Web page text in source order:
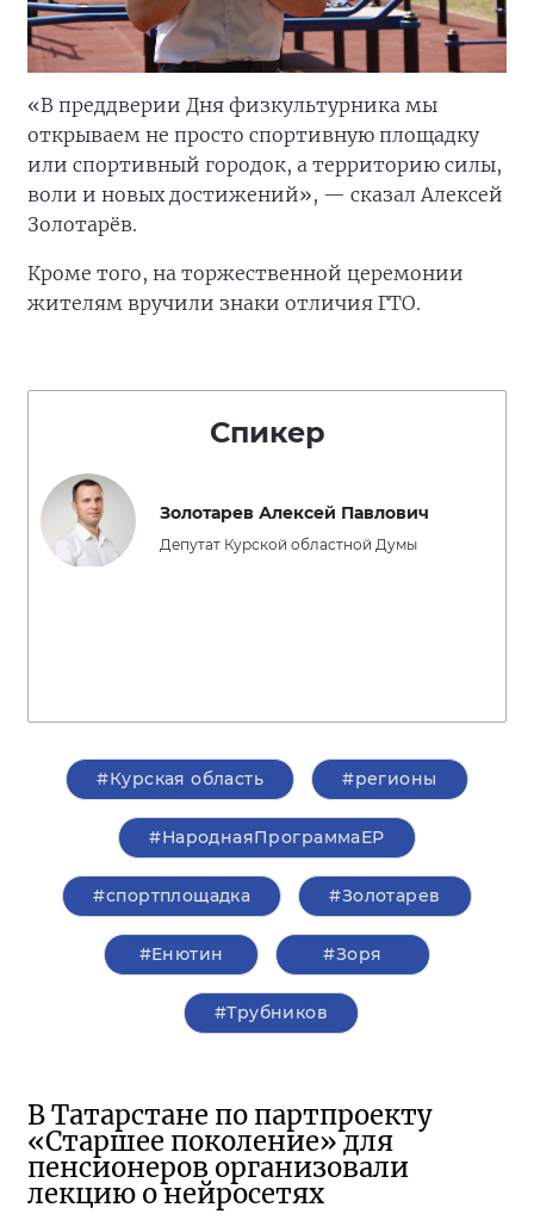
«В преддверии Дня физкультурника мы
открываем не просто спортивную площадку
или спортивный городок, а территорию силы,
воли и новых достижений», — сказал Алексей
Золотарёв.
Кроме того, на торжественной церемонии
жителям вручили знаки отличия ГТО.
Спикер
Золотарев Алексей Павлович
Депутат Курской областной Думы
#Курская область #регионы
#НароднаяПрограммаЕР
#спортплощадка #Золотарев
#Енютин #Зоря
#Трубников
В Татарстане по партпроекту
«Старшее поколение» для
пенсионеров организовали
лекцию о нейросетях